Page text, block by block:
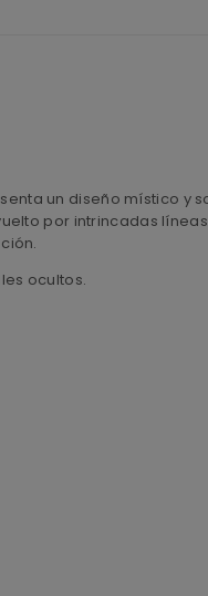
un diseño místico y
por intrincadas
ocultos.